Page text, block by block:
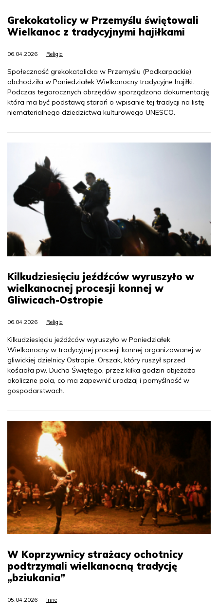
Grekokatolicy w Przemyślu świętowali
Wielkanoc z tradycyjnymi hajiłkami
06.04.2026 Religia
Społeczność grekokatolicka w Przemyślu (Podkarpackie)
obchodziła w Poniedziałek Wielkanocny tradycyjne hajiłki.
Podczas tegorocznych obrzędów sporządzono dokumentację,
która ma być podstawą starań o wpisanie tej tradycji na listę
niematerialnego dziedzictwa kulturowego UNESCO.
Kilkudziesięciu jeźdźców wyruszyło w
wielkanocnej procesji konnej w
Gliwicach-Ostropie
06.04.2026 Religia
Kilkudziesięciu jeźdźców wyruszyło w Poniedziałek
Wielkanocny w tradycyjnej procesji konnej organizowanej w
gliwickiej dzielnicy Ostropie. Orszak, który ruszył sprzed
kościoła pw. Ducha Świętego, przez kilka godzin objeżdża
okoliczne pola, co ma zapewnić urodzaj i pomyślność w
gospodarstwach.
W Koprzywnicy strażacy ochotnicy
podtrzymali wielkanocną tradycję
„bziukania”
05.04.2026 Inne